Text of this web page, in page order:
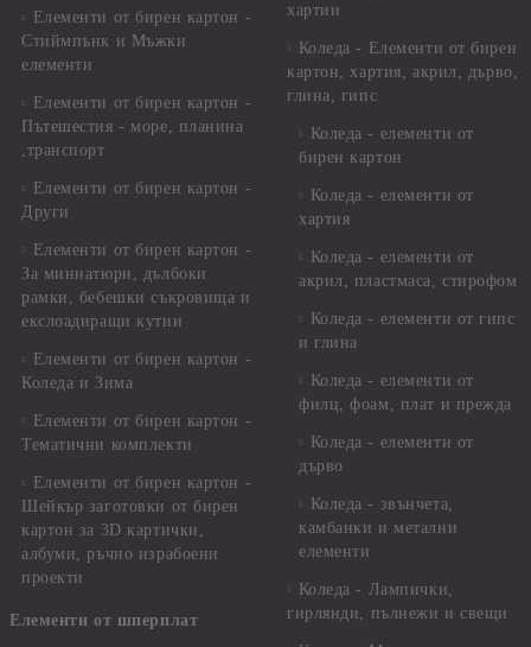
Елементи от бирен картон -
Стиймпънк и Мъжки
елементи
Елементи от бирен картон -
Пътешестия - море, планина
,транспорт
Елементи от бирен картон -
Други
Елементи от бирен картон -
За миниатюри, дълбоки
рамки, бебешки съкровища и
екслоадиращи кутии
Елементи от бирен картон -
Коледа и Зима
Елементи от бирен картон -
Тематични комплекти
Елементи от бирен картон -
Шейкър заготовки от бирен
картон за 3D картички,
албуми, ръчно израбоени
проекти
Елементи от шперплат
хартии
Коледа - Eлементи от бирен
картон, хартия, акрил, дърво,
глина, гипс
Коледа - елементи от
бирен картон
Коледа - елементи от
хартия
Коледа - елементи от
акрил, пластмаса, стирофом
Коледа - елементи от гипс
и глина
Коледа - елементи от
филц, фоам, плат и прежда
Коледа - елементи от
дърво
Коледа - звънчета,
камбанки и метални
елементи
Коледа - Лампички,
гирлянди, пълнежи и свещи